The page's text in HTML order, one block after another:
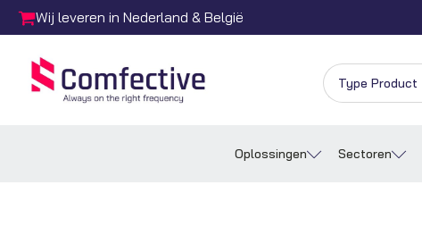
Wij leveren in Nederland & België
Oplossingen Sectoren